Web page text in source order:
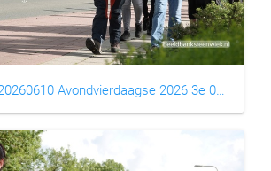
20260610 Avondvierdaagse 2026 3e 0004